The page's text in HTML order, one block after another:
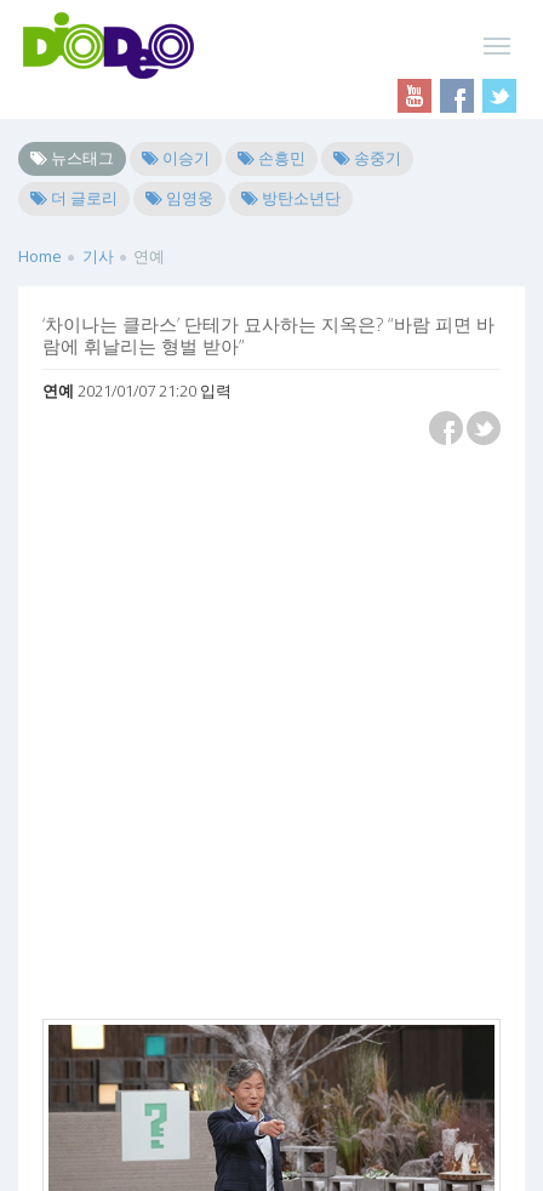
뉴스태그 이승기 손흥민
송중기
더 글로리
임영웅 방탄소년단
Home 기사 연예
‘차이나는 클라스’ 단테가 묘사하는 지옥은? “바람 피면 바
람에 휘날리는 형벌 받아”
연예 2021/01/07 21:20 입력